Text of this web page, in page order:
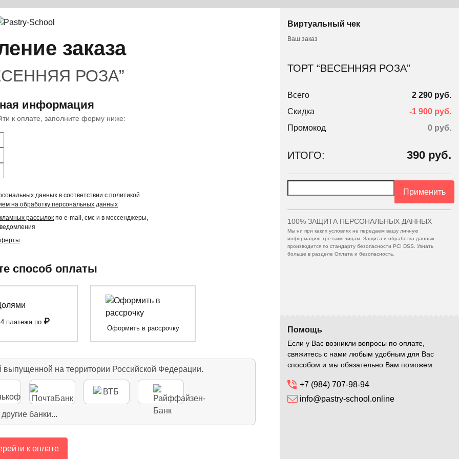
Виртуальный чек
Ваш заказ
ТОРТ “ВЕСЕННЯЯ РОЗА”
Всего
2 290 руб.
Скидка
-1 900 руб.
Промокод
0 руб.
ИТОГО: 390 руб.
Применить
100% ЗАЩИТА ПЕРСОНАЛЬНЫХ ДАННЫХ
Мы ни при каких условиях не передаем вашу личную
информацию третьим лицам. Защита и обработка данных
производится по стандарту безопасности PCI DSS. Узнать
больше в разделе Оплата и безопасность.
заказа
РОЗА”
информация
к оплате, заполните форму ниже:
данных в соответствии с политикой
на обработку персональных данных
рассылок по e-mail, смс и в мессенджеры,
способ оплаты
4 платежа по ₽
Оформить в рассрочку
на территории Российской Федерации.
банки...
к оплате
Помощь
Если у Вас возникли вопросы по оплате,
свяжитесь с нами любым удобным для Вас
способом и мы обязательно Вам поможем
+7 (984) 707-98-94
info@pastry-school.online